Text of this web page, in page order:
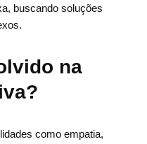
buscando soluções
na
como empatia,